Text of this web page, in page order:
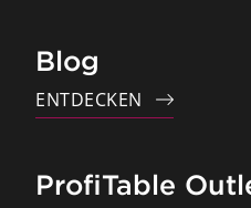
Blog
ENTDECKEN
ProfiTable